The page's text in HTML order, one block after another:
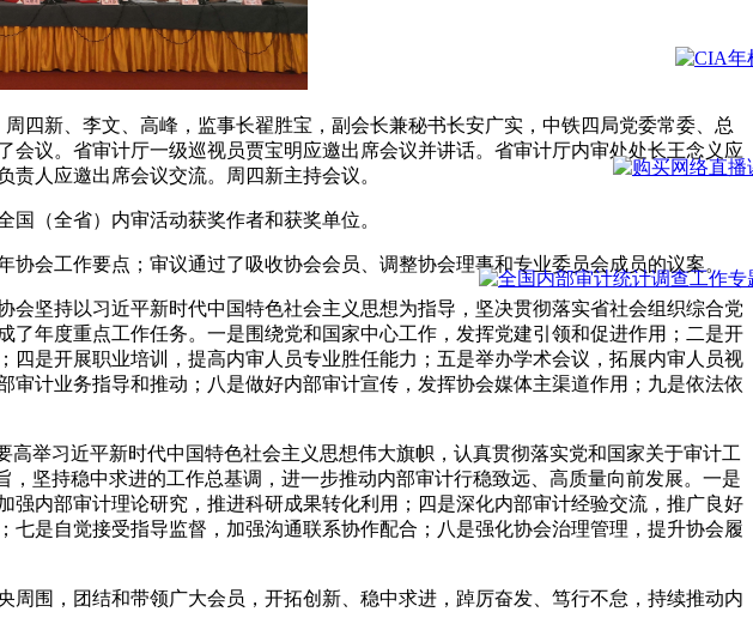
四新、李文、高峰，监事长翟胜宝，副会长兼秘书长安广实，中铁四局党委常委、总
议。省审计厅一级巡视员贾宝明应邀出席会议并讲话。省审计厅内审处处长王念义应
人应邀出席会议交流。周四新主持会议。
（全省）内审活动获奖作者和获奖单位。
会工作要点；审议通过了吸收协会会员、调整协会理事和专业委员会成员的议案。
坚持以习近平新时代中国特色社会主义思想为指导，坚决贯彻落实省社会组织综合党
年度重点工作任务。一是围绕党和国家中心工作，发挥党建引领和促进作用；二是开
是开展职业培训，提高内审人员专业胜任能力；五是举办学术会议，拓展内审人员视
计业务指导和推动；八是做好内部审计宣传，发挥协会媒体主渠道作用；九是依法依
举习近平新时代中国特色社会主义思想伟大旗帜，认真贯彻落实党和国家关于审计工
坚持稳中求进的工作总基调，进一步推动内部审计行稳致远、高质量向前发展。一是
内部审计理论研究，推进科研成果转化利用；四是深化内部审计经验交流，推广良好
是自觉接受指导监督，加强沟通联系协作配合；八是强化协会治理管理，提升协会履
围，团结和带领广大会员，开拓创新、稳中求进，踔厉奋发、笃行不怠，持续推动内